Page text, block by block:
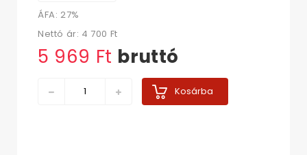
ÁFA: 27%
Nettó ár: 4 700 Ft‎
5 969 Ft‎ bruttó
Kosárba